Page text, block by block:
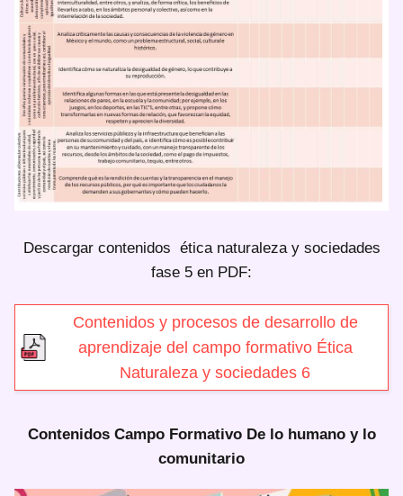
Descargar contenidos ética naturaleza y sociedades
fase 5 en PDF:
Contenidos y procesos de desarrollo de
aprendizaje del campo formativo Ética
Naturaleza y sociedades 6
Contenidos Campo Formativo De lo humano y lo
comunitario